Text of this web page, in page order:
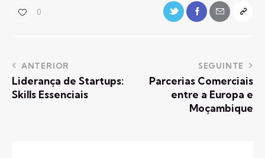
0
ANTERIOR
Liderança de Startups:
Skills Essenciais
SEGUINTE
Parcerias Comerciais
entre a Europa e
Moçambique